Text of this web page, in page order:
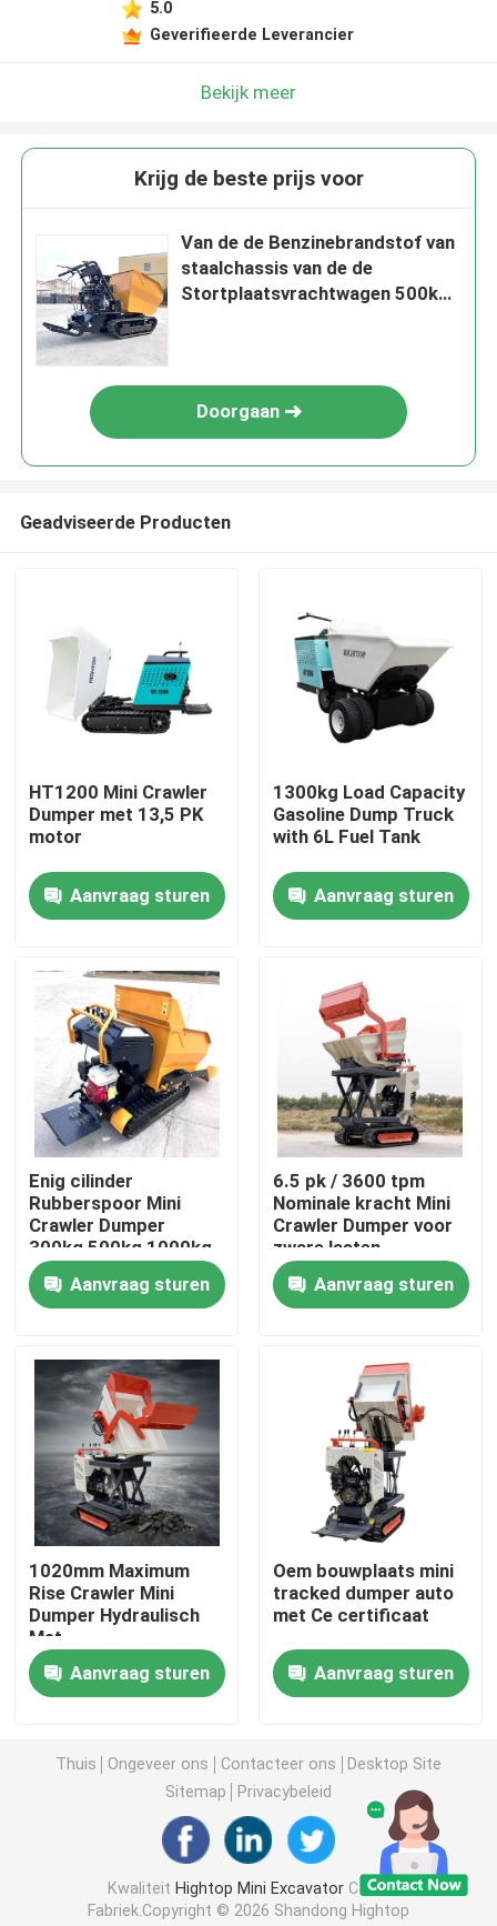
Thuis
Over ons
Fabrieksreis
Kwaliteitscontrole
Contacteer ons
nieuws
Vraag een offerte aan
kleine hydraulische graafmachine
Mini Hydraulic Excavator
Mini Skid Steer Loader
Kleine Wiellader
Elektrische Automatische Grasmaaimachine
Mini Crawler Dumper
De Tractor van het landbouwlandbouwbedrijf
5.0
Geverifieerde Leverancier
Bekijk meer
Krijg de beste prijs voor
Van de de Benzinebrandstof van
staalchassis van de de
Stortplaatsvrachtwagen 500kg
Doorgaan
Geadviseerde Producten
HT1200 Mini Crawler
Dumper met 13,5 PK
motor
Aanvraag sturen
1300kg Load Capacity
Gasoline Dump Truck
with 6L Fuel Tank
Aanvraag sturen
Enig cilinder
Rubberspoor Mini
Crawler Dumper
300kg 500kg 1000kg
Aanvraag sturen
6.5 pk / 3600 tpm
Nominale kracht Mini
Crawler Dumper voor
zware lasten
Aanvraag sturen
1020mm Maximum
Rise Crawler Mini
Dumper Hydraulisch
Met
2050*880*1450mm
Bucket Size
Aanvraag sturen
Oem bouwplaats mini
tracked dumper auto
met Ce certificaat
Aanvraag sturen
Thuis Ongeveer ons Contacteer ons
Desktop Site
Sitemap
Privacybeleid
Kwaliteit Hightop Mini Excavator China
Fabriek.Copyright © 2026 Shandong Hightop